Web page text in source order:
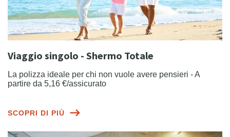
Viaggio singolo - Shermo Totale
La polizza ideale per chi non vuole avere pensieri - A
partire da 5,16 €/assicurato
SCOPRI DI PIÙ